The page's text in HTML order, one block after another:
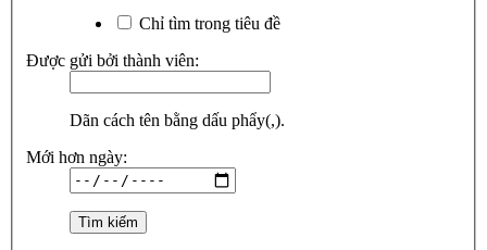
Chỉ tìm trong tiêu đề
Được gửi bởi thành viên:
Dãn cách tên bằng dấu phẩy(,).
Mới hơn ngày: